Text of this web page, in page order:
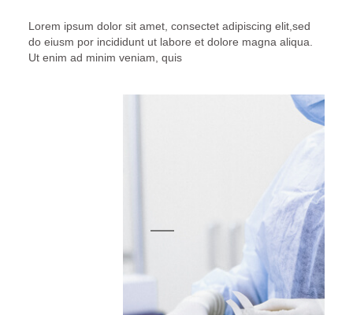
Lorem ipsum dolor sit amet, consectet adipiscing elit,sed
do eiusm por incididunt ut labore et dolore magna aliqua.
Ut enim ad minim veniam, quis